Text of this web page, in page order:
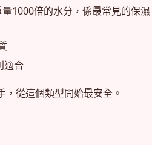
1000倍的水分，係最常見的保濕
適合
從這個類型開始最安全。